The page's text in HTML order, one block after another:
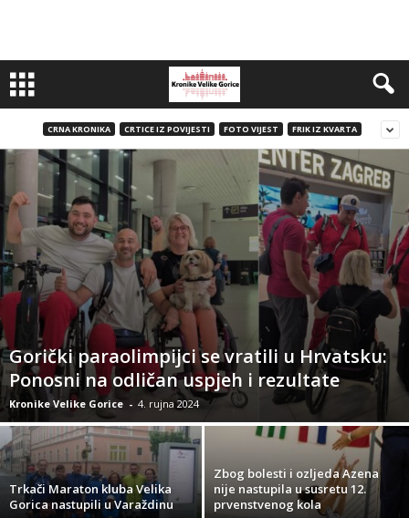
CRNA KRONIKA CRTICE IZ POVIJESTI FOTO VIJEST FRIK IZ KVARTA
Gorički paraolimpijci se vratili u Hrvatsku:
Ponosni na odličan uspjeh i rezultate
Kronike Velike Gorice - 4. rujna 2024
Trkači Maraton kluba Velika
Gorica nastupili u Varaždinu
Zbog bolesti i ozljeda Azena
nije nastupila u susretu 12.
prvenstvenog kola